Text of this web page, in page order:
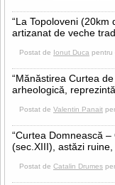
“La Topoloveni
artizanat de veche
Postat de Ionut Duca pentru
“Mănăstirea Curtea
arheologică,
Postat de Valentin Panait
“Curtea Domnească
(sec.XIII), astăzi ruine,
Postat de Catalin Drumes